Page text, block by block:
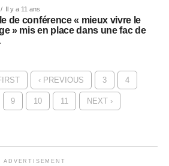
Il y a 11 ans
de conférence « mieux vivre le
» mis en place dans une fac de
‹ PREVIOUS 3 4
9 10 11 NEXT ›
ADVERTISEMENT